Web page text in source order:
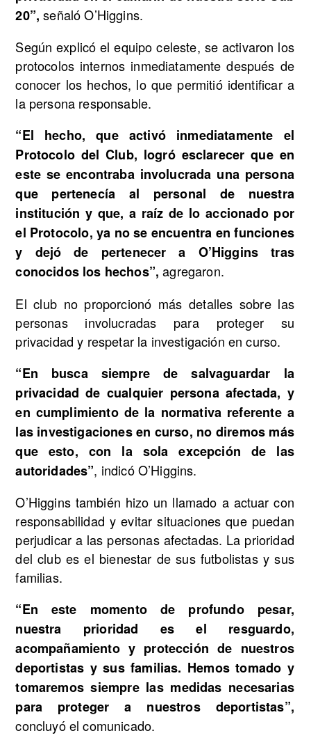
20”, señaló O’Higgins.
Según explicó el equipo celeste, se activaron los
protocolos internos inmediatamente después de
conocer los hechos, lo que permitió identificar a
la persona responsable.
“El hecho, que activó inmediatamente el
Protocolo del Club, logró esclarecer que en
este se encontraba involucrada una persona
que pertenecía al personal de nuestra
institución y que, a raíz de lo accionado por
el Protocolo, ya no se encuentra en funciones
y dejó de pertenecer a O’Higgins tras
conocidos los hechos”, agregaron.
El club no proporcionó más detalles sobre las
personas involucradas para proteger su
privacidad y respetar la investigación en curso.
“En busca siempre de salvaguardar la
privacidad de cualquier persona afectada, y
en cumplimiento de la normativa referente a
las investigaciones en curso, no diremos más
que esto, con la sola excepción de las
autoridades”, indicó O’Higgins.
O’Higgins también hizo un llamado a actuar con
responsabilidad y evitar situaciones que puedan
perjudicar a las personas afectadas. La prioridad
del club es el bienestar de sus futbolistas y sus
familias.
“En este momento de profundo pesar,
nuestra prioridad es el resguardo,
acompañamiento y protección de nuestros
deportistas y sus familias. Hemos tomado y
tomaremos siempre las medidas necesarias
para proteger a nuestros deportistas”,
concluyó el comunicado.